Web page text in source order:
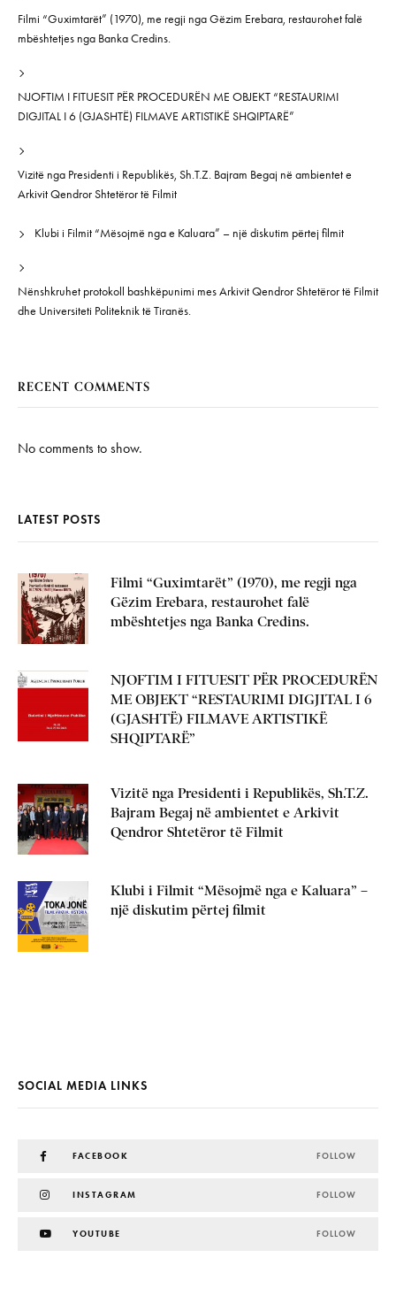
Filmi “Guximtarët” (1970), me regji nga Gëzim Erebara, restaurohet falë
mbështetjes nga Banka Credins.
NJOFTIM I FITUESIT PËR PROCEDURËN ME OBJEKT “RESTAURIMI
DIGJITAL I 6 (GJASHTË) FILMAVE ARTISTIKË SHQIPTARË”
Vizitë nga Presidenti i Republikës, Sh.T.Z. Bajram Begaj në ambientet e
Arkivit Qendror Shtetëror të Filmit
Klubi i Filmit “Mësojmë nga e Kaluara” – një diskutim përtej filmit
Nënshkruhet protokoll bashkëpunimi mes Arkivit Qendror Shtetëror të Filmit
dhe Universiteti Politeknik të Tiranës.
RECENT COMMENTS
No comments to show.
LATEST POSTS
Filmi “Guximtarët” (1970), me regji nga
Gëzim Erebara, restaurohet falë
mbështetjes nga Banka Credins.
NJOFTIM I FITUESIT PËR PROCEDURËN
ME OBJEKT “RESTAURIMI DIGJITAL I 6
(GJASHTË) FILMAVE ARTISTIKË
SHQIPTARË”
Vizitë nga Presidenti i Republikës, Sh.T.Z.
Bajram Begaj në ambientet e Arkivit
Qendror Shtetëror të Filmit
Klubi i Filmit “Mësojmë nga e Kaluara” –
një diskutim përtej filmit
SOCIAL MEDIA LINKS
FACEBOOK FOLLOW
INSTAGRAM FOLLOW
YOUTUBE FOLLOW